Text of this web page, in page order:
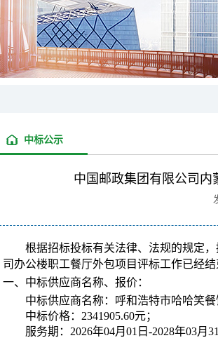
中标公示
中国邮政集团有限公司
根据招标投标有关法律、法规的规定
司办公楼职工餐厅外包项目评标工作已经
一、中标供应商名称、报价：
中标供应商名称：呼和浩特市哈哈笑餐
中标价格：2341905.60元；
服务期：2026年04月01日-2028年03月31